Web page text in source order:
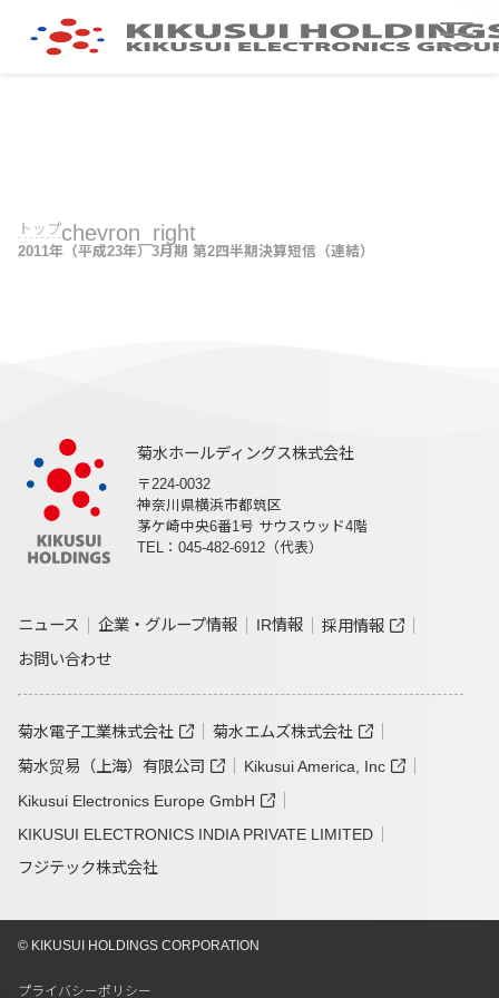
トップchevron_right
2011年（平成23年）3月期 第2四半期決算短信（連結）
菊水ホールディングス株式会社
〒224-0032
神奈川県横浜市都筑区
茅ケ崎中央6番1号 サウスウッド4階
TEL：045-482-6912（代表）
ニュース 企業・グループ情報 IR情報
採用情報
お問い合わせ
菊水電子工業株式会社
菊水エムズ株式会社
菊水贸易（上海）有限公司
Kikusui America, Inc
Kikusui Electronics Europe GmbH
KIKUSUI ELECTRONICS INDIA PRIVATE LIMITED
フジテック株式会社
© KIKUSUI HOLDINGS CORPORATION
プライバシーポリシー